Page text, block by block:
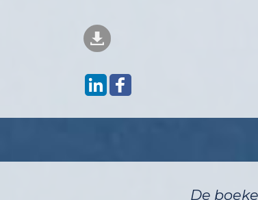
De